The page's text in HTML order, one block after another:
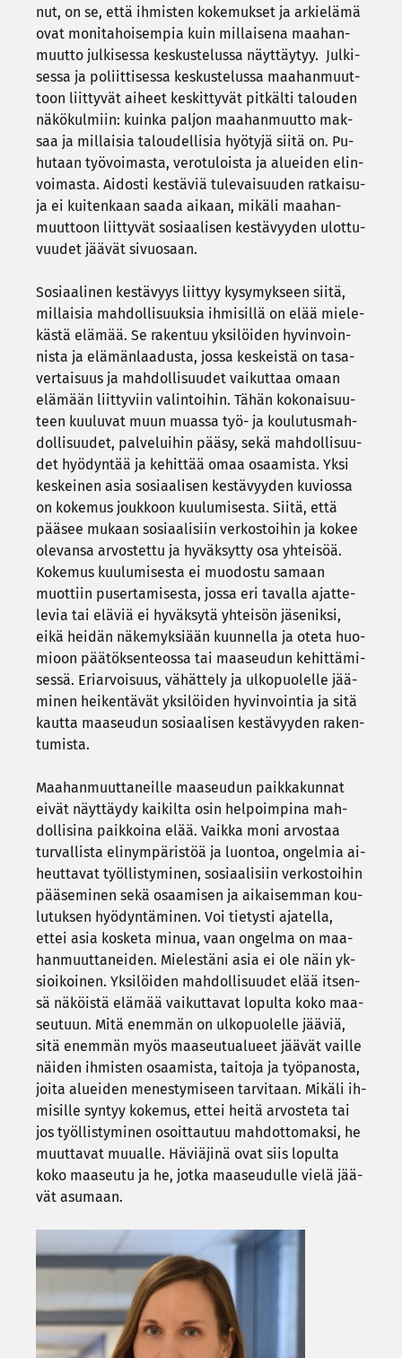
nut, on se, että ih­mis­ten ko­ke­muk­set ja ar­kie­lä­mä
ovat mo­ni­ta­hoi­sem­pia kuin mil­lai­se­na maa­han­
muut­to jul­ki­ses­sa kes­kus­te­lus­sa näyt­täy­tyy. Jul­ki­
ses­sa ja po­liit­ti­ses­sa kes­kus­te­lus­sa maa­han­muut­
toon liit­ty­vät ai­heet kes­kit­ty­vät pit­käl­ti ta­lou­den
nä­kö­kul­miin: kuin­ka pal­jon maa­han­muut­to mak­
saa ja mil­lai­sia ta­lou­del­li­sia hyö­ty­jä siitä on. Pu­
hu­taan työ­voi­mas­ta, ve­ro­tu­lois­ta ja aluei­den elin­
voi­mas­ta. Ai­dos­ti kes­tä­viä tu­le­vai­suu­den rat­kai­su­
ja ei kui­ten­kaan saada ai­kaan, mi­kä­li maa­han­
muut­toon liit­ty­vät so­si­aa­li­sen kes­tä­vyy­den ulot­tu­
vuu­det jää­vät si­vuo­saan.
So­si­aa­li­nen kes­tä­vyys liit­tyy ky­sy­myk­seen siitä,
mil­lai­sia mah­dol­li­suuk­sia ih­mi­sil­lä on elää mie­le­
käs­tä elä­mää. Se ra­ken­tuu yk­si­löi­den hy­vin­voin­
nis­ta ja elä­män­laa­dus­ta, jossa kes­keis­tä on ta­sa­
ver­tai­suus ja mah­dol­li­suu­det vai­kut­taa omaan
elä­mään liit­ty­viin va­lin­toi­hin. Tähän ko­ko­nai­suu­
teen kuu­lu­vat muun muas­sa työ- ja kou­lu­tus­mah­
dol­li­suu­det, pal­ve­lui­hin pääsy, sekä mah­dol­li­suu­
det hyö­dyn­tää ja ke­hit­tää omaa osaa­mis­ta. Yksi
kes­kei­nen asia so­si­aa­li­sen kes­tä­vyy­den ku­vios­sa
on ko­ke­mus jouk­koon kuu­lu­mi­ses­ta. Siitä, että
pää­see mu­kaan so­si­aa­li­siin ver­kos­toi­hin ja kokee
ole­van­sa ar­vos­tet­tu ja hy­väk­syt­ty osa yh­tei­söä.
Ko­ke­mus kuu­lu­mi­ses­ta ei muo­dos­tu sa­maan
muot­tiin puser­ta­mi­ses­ta, jossa eri ta­val­la ajat­te­
le­via tai elä­viä ei hy­väk­sy­tä yh­tei­sön jä­se­nik­si,
eikä hei­dän nä­ke­myk­si­ään kuun­nel­la ja oteta huo­
mioon pää­tök­sen­teos­sa tai maa­seu­dun ke­hit­tä­mi­
ses­sä. Eriar­voi­suus, vä­hät­te­ly ja ul­ko­puo­lel­le jää­
mi­nen hei­ken­tä­vät yk­si­löi­den hy­vin­voin­tia ja sitä
kaut­ta maa­seu­dun so­si­aa­li­sen kes­tä­vyy­den ra­ken­
tu­mis­ta.
Maa­han­muut­ta­neil­le maa­seu­dun paik­ka­kun­nat
eivät näyt­täy­dy kai­kil­ta osin hel­poim­pi­na mah­
dol­li­si­na paik­koi­na elää. Vaik­ka moni ar­vos­taa
tur­val­lis­ta eli­nym­pä­ris­töä ja luon­toa, on­gel­mia ai­
heut­ta­vat työl­lis­ty­mi­nen, so­si­aa­li­siin ver­kos­toi­hin
pää­se­mi­nen sekä osaa­mi­sen ja ai­kai­sem­man kou­
lu­tuk­sen hyö­dyn­tä­mi­nen. Voi tie­tys­ti aja­tel­la,
ettei asia kos­ke­ta minua, vaan on­gel­ma on maa­
han­muut­ta­nei­den. Mie­les­tä­ni asia ei ole näin yk­
sioi­koi­nen. Yk­si­löi­den mah­dol­li­suu­det elää it­sen­
sä nä­köis­tä elä­mää vai­kut­ta­vat lo­pul­ta koko maa­
seu­tuun. Mitä enem­män on ul­ko­puo­lel­le jää­viä,
sitä enem­män myös maa­seu­tua­lu­eet jää­vät vail­le
näi­den ih­mis­ten osaa­mis­ta, tai­to­ja ja työ­pa­nos­ta,
joita aluei­den me­nes­ty­mi­seen tar­vi­taan. Mi­kä­li ih­
mi­sil­le syn­tyy ko­ke­mus, ettei heitä ar­vos­te­ta tai
jos työl­lis­ty­mi­nen osoit­tau­tuu mah­dot­to­mak­si, he
muut­ta­vat muu­al­le. Hä­viä­ji­nä ovat siis lo­pul­ta
koko maa­seu­tu ja he, jotka maa­seu­dul­le vielä jää­
vät asu­maan.